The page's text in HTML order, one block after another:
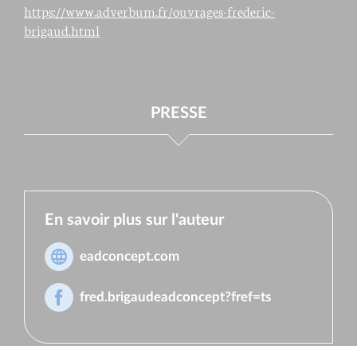
https://www.adverbum.fr/ouvrages-frederic-
brigaud.html
PRESSE
En savoir plus sur l'auteur
eadconcept.com
fred.brigaudeadconcept?fref=ts